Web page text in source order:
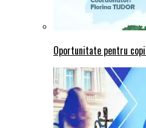
Oportunitate pentru